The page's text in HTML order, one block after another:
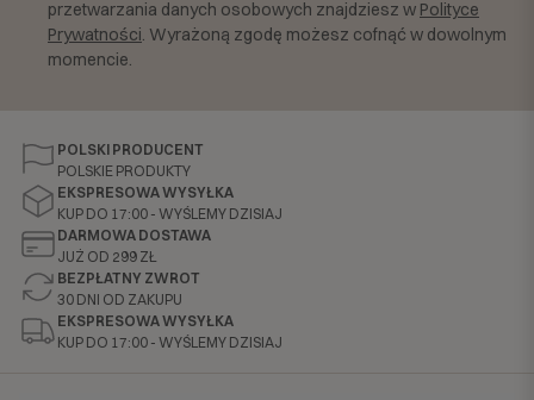
przetwarzania danych osobowych znajdziesz w Polityce
Prywatności. Wyrażoną zgodę możesz cofnąć w dowolnym
momencie.
POLSKI PRODUCENT
POLSKIE PRODUKTY
EKSPRESOWA WYSYŁKA
KUP DO 17:00 - WYŚLEMY DZISIAJ
DARMOWA DOSTAWA
JUŻ OD 299 ZŁ
BEZPŁATNY ZWROT
30 DNI OD ZAKUPU
EKSPRESOWA WYSYŁKA
KUP DO 17:00 - WYŚLEMY DZISIAJ